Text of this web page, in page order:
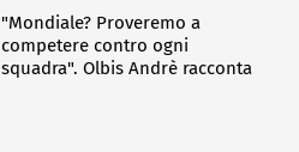
"Mondiale? Proveremo a
competere contro ogni
squadra". Olbis Andrè racconta